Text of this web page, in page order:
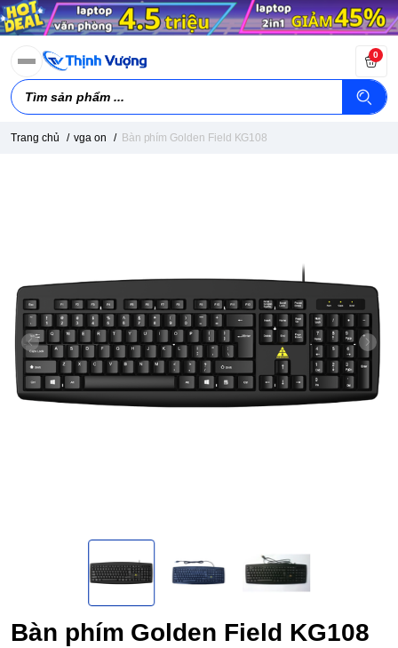
0
Trang chủ / vga on / Bàn phím Golden Field KG108
Bàn phím Golden Field KG108